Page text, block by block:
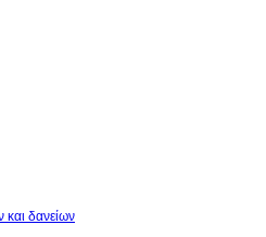
και δανείων